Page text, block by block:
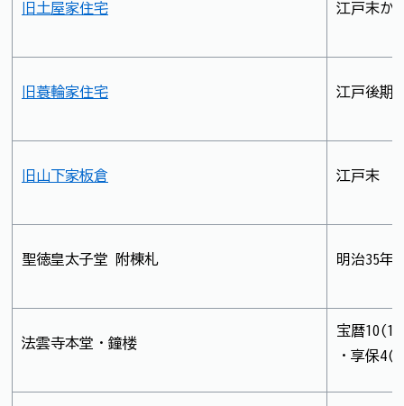
旧土屋家住宅 江戸末か
旧蓑輪家住宅 江戸後期
旧山下家板倉 江戸末
聖徳皇太子堂 附棟札 明治35年
法雲寺本堂・鐘楼
宝暦
・享保